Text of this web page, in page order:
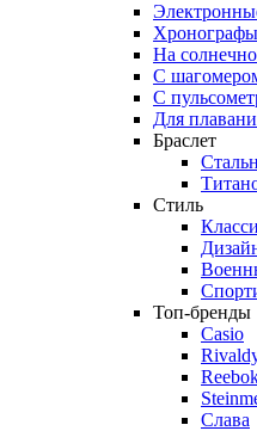
Хронографы
На
С
С
Для
Браслет
Стиль
Топ-бренды
Casio
Слава